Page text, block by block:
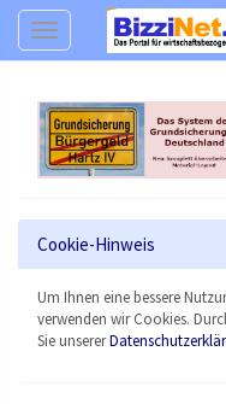
Navigation
Cookie-Hinweis
Um Ihnen eine bessere
verwenden wir Cookies.
Sie unserer